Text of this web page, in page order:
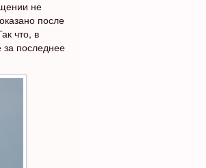
не
после
что, в
последнее